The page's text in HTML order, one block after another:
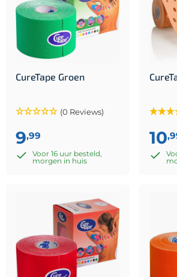
CureTape Groen
(0 Reviews)
9,99
Voor 16 uur besteld,
morgen in huis
10